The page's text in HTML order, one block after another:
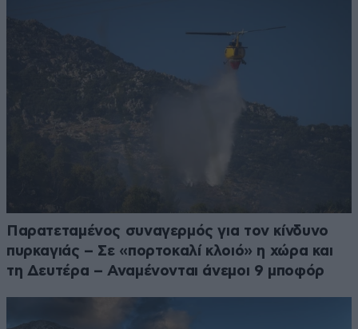
Παρατεταμένος συναγερμός για τον κίνδυνο
πυρκαγιάς – Σε «πορτοκαλί κλοιό» η χώρα και
τη Δευτέρα – Αναμένονται άνεμοι 9 μποφόρ